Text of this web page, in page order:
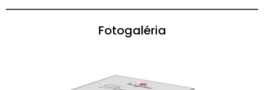
Fotogaléria